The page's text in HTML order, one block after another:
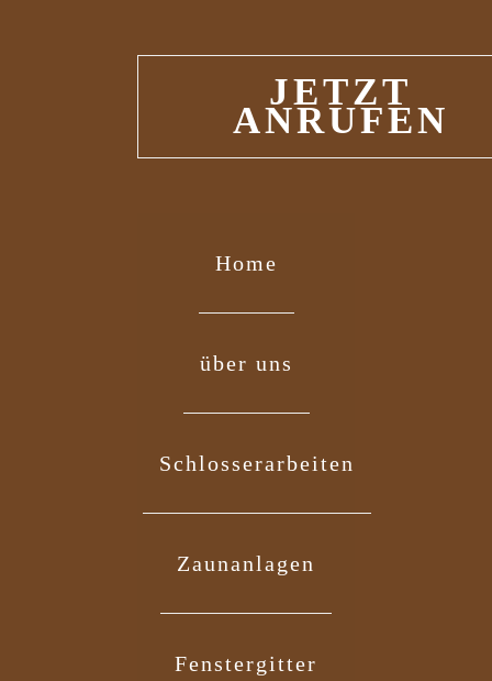
JETZT
ANRUFEN
Home
über uns
Schlosserarbeiten
Zaunanlagen
Fenstergitter